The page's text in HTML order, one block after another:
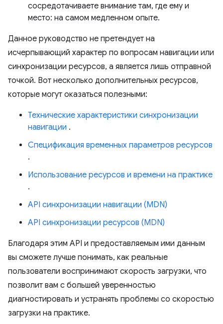
сосредотачиваете внимание там, где ему и
место: на самом медленном опыте.
Данное руководство не претендует на
исчерпывающий характер по вопросам навигации или
синхронизации ресурсов, а является лишь отправной
точкой. Вот несколько дополнительных ресурсов,
которые могут оказаться полезными:
Технические характеристики синхронизации
навигации .
Спецификация временных параметров ресурсов
.
Использование ресурсов и времени на практике
.
API синхронизации навигации (MDN)
API синхронизации ресурсов (MDN)
Благодаря этим API и предоставляемым ими данным
вы сможете лучше понимать, как реальные
пользователи воспринимают скорость загрузки, что
позволит вам с большей уверенностью
диагностировать и устранять проблемы со скоростью
загрузки на практике.